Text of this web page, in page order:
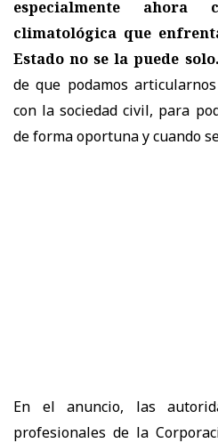
especialmente ahora
climatológica que
Estado no se la puede solo.
de que podamos
con la sociedad civil, para
de forma oportuna y cuando
En el anuncio, las
profesionales de la